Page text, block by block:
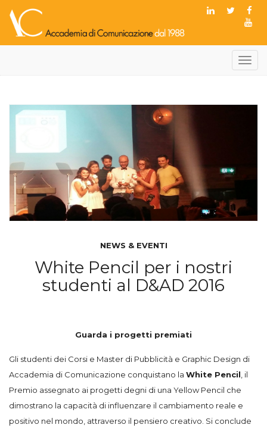
NEWS & EVENTI
White Pencil per i nostri
studenti al D&AD 2016
Guarda i progetti premiati
Gli studenti dei Corsi e Master di Pubblicità e Graphic Design di
Accademia di Comunicazione conquistano la White Pencil , il
Premio assegnato ai progetti degni di una Yellow Pencil che
dimostrano la capacità di influenzare il cambiamento reale e
positivo nel mondo, attraverso il pensiero creativo. Si conclude